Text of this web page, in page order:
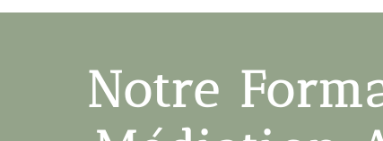
Notre